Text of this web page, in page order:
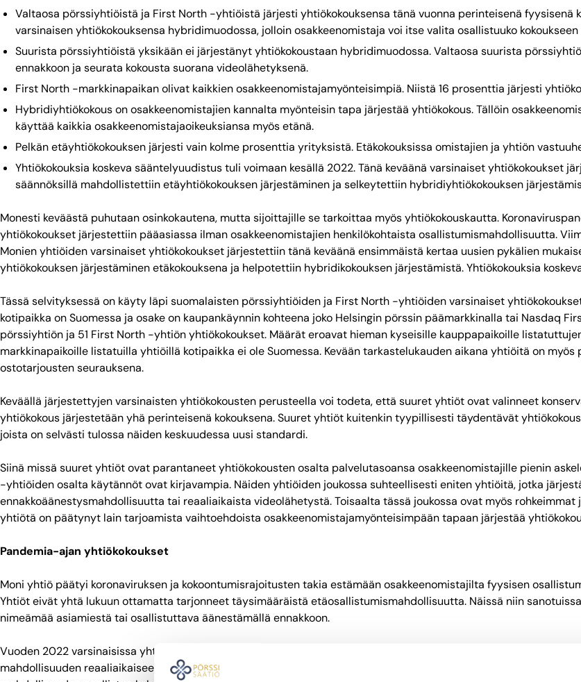
Valtaosa pörssiyhtiöistä ja First North -yhtiöistä järjesti yhtiökokouksensa tänä vuonna perinteisenä fyysisenä
varsinaisen yhtiökokouksensa hybridimuodossa, jolloin osakkeenomistaja voi itse valita osallistuuko
Suurista pörssiyhtiöistä yksikään ei järjestänyt yhtiökokoustaan hybridimuodossa. Valtaosa suurista
ennakkoon ja seurata kokousta suorana videolähetyksenä.
First North -markkinapaikan olivat kaikkien osakkeenomistajamyönteisimpiä. Niistä 16 prosenttia järjesti
Hybridiyhtiökokous on osakkeenomistajien kannalta myönteisin tapa järjestää yhtiökokous. Tällöin
käyttää kaikkia osakkeenomistajaoikeuksiansa myös etänä.
Pelkän etäyhtiökokouksen järjesti vain kolme prosenttia yrityksistä. Etäkokouksissa omistajien ja yhtiön
Yhtiökokouksia koskeva sääntelyuudistus tuli voimaan kesällä 2022. Tänä keväänä varsinaiset yhtiökokoukset
säännöksillä mahdollistettiin etäyhtiökokouksen järjestäminen ja selkeytettiin hybridiyhtiökokouksen
Monesti keväästä puhutaan osinkokautena, mutta sijoittajille se tarkoittaa myös yhtiökokouskautta.
yhtiökokoukset järjestettiin pääasiassa ilman osakkeenomistajien henkilökohtaista osallistumismahdollisuutta.
Monien yhtiöiden varsinaiset yhtiökokoukset järjestettiin tänä keväänä ensimmäistä kertaa uusien pykälien
yhtiökokouksen järjestäminen etäkokouksena ja helpotettiin hybridikokouksen järjestämistä. Yhtiökokouksia
Tässä selvityksessä on käyty läpi suomalaisten pörssiyhtiöiden ja First North -yhtiöiden varsinaiset
kotipaikka on Suomessa ja osake on kaupankäynnin kohteena joko Helsingin pörssin päämarkkinalla tai Nasdaq
pörssiyhtiön ja 51 First North -yhtiön yhtiökokoukset. Määrät eroavat hieman kyseisille kauppapaikoille
markkinapaikoille listatuilla yhtiöillä kotipaikka ei ole Suomessa. Kevään tarkastelukauden aikana yhtiöitä on
ostotarjousten seurauksena.
Keväällä järjestettyjen varsinaisten yhtiökokousten perusteella voi todeta, että suuret yhtiöt ovat valinneet
yhtiökokous järjestetään yhä perinteisenä kokouksena. Suuret yhtiöt kuitenkin tyypillisesti täydentävät
joista on selvästi tulossa näiden keskuudessa uusi standardi.
Siinä missä suuret yhtiöt ovat parantaneet yhtiökokousten osalta palvelutasoansa osakkeenomistajille pienin
-yhtiöiden osalta käytännöt ovat kirjavampia. Näiden yhtiöiden joukossa suhteellisesti eniten yhtiöitä, jotka
ennakkoäänestysmahdollisuutta tai reaaliaikaista videolähetystä. Toisaalta tässä joukossa ovat myös
yhtiötä on päätynyt lain tarjoamista vaihtoehdoista osakkeenomistajamyönteisimpään tapaan järjestää
Pandemia-ajan yhtiökokoukset
Moni yhtiö päätyi koronaviruksen ja kokoontumisrajoitusten takia estämään osakkeenomistajilta fyysisen
Yhtiöt eivät yhtä lukuun ottamatta tarjonneet täysimääräistä etäosallistumismahdollisuutta. Näissä niin
nimeämää asiamiestä tai osallistuttava äänestämällä ennakkoon.
Vuoden 2022 varsinaisissa yhtiökokouksissa pörssiyhtiöistä vain 14 prosenttia salli henkilökohtaisen
mahdollisuuden reaaliaikaiseen etäosallistumiseen. First North -yhtiöistä vain 18 prosenttia salli henkilökohtaisen